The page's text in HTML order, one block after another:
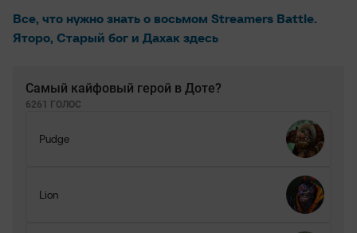
Все, что нужно знать о восьмом Streamers Battle.
Яторо, Старый бог и Дахак здесь
Самый кайфовый герой в Доте?
6261 ГОЛОС
Pudge
Lion